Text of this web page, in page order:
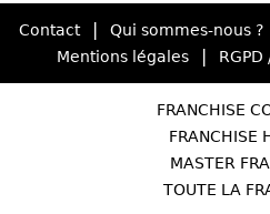
Contact Qui sommes-nous ?
Mentions légales RGPD
FRANCHISE
FRANCHISE
MASTER
TOUTE LA